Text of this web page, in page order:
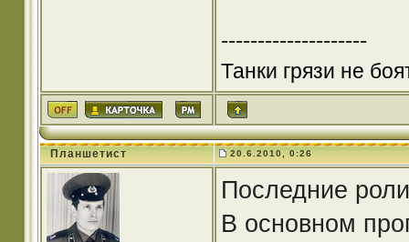
--------------------
Танки грязи не
Планшетист 20.6.2010, 0:26
Последние
В основном